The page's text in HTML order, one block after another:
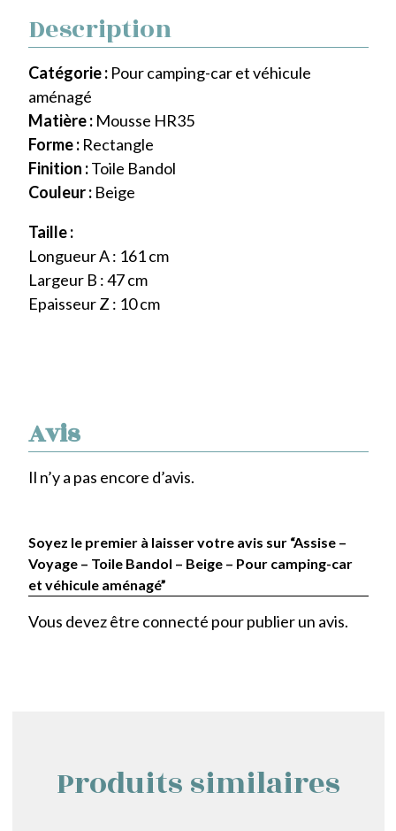
Avis
Il n’y a pas encore d’avis.
Soyez le premier à laisser votre avis sur “Assise –
Voyage – Toile Bandol – Beige – Pour camping-car
et véhicule aménagé”
Vous devez être connecté pour publier un avis.
Description
Catégorie : Pour camping-car et véhicule
aménagé
Matière : Mousse HR35
Forme : Rectangle
Finition :Toile Bandol
Couleur : Beige
Taille :
Longueur A : 161 cm
Largeur B : 47 cm
Epaisseur Z : 10 cm
Produits similaires